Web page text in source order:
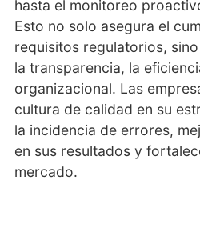
hasta el monitoreo
Esto no solo asegura el
requisitos regulatorios,
la transparencia, la
organizacional. Las
cultura de calidad en su
la incidencia de errores,
en sus resultados y
mercado.